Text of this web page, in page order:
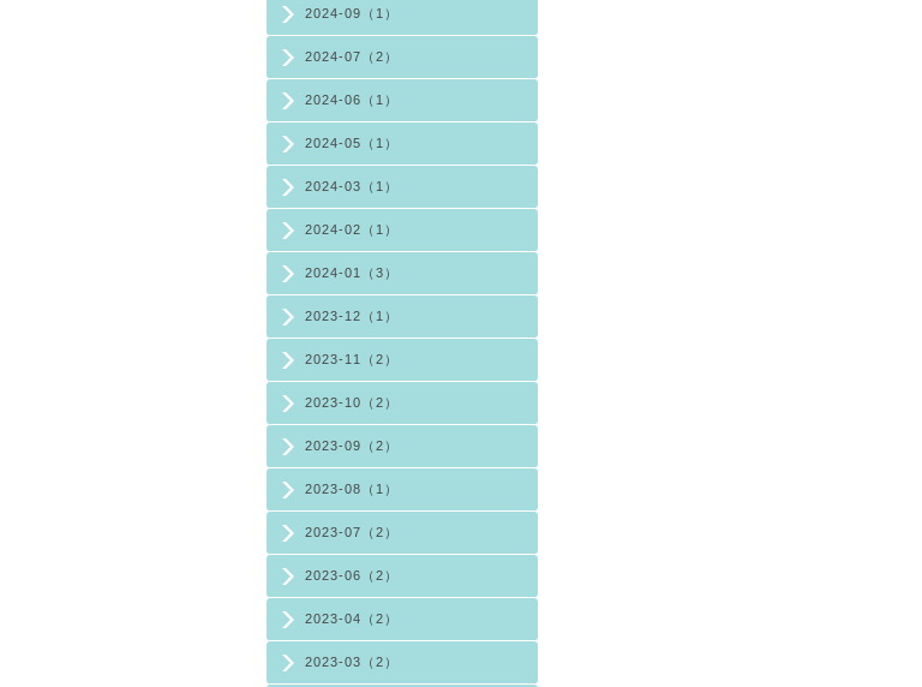
2024-09（1）
2024-07（2）
2024-06（1）
2024-05（1）
2024-03（1）
2024-02（1）
2024-01（3）
2023-12（1）
2023-11（2）
2023-10（2）
2023-09（2）
2023-08（1）
2023-07（2）
2023-06（2）
2023-04（2）
2023-03（2）